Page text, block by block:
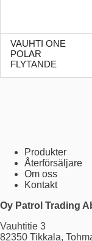
VAUHTI ONE
POLAR
FLYTANDE
Produkter
Återförsäljare
Om oss
Kontakt
Oy Patrol Trading
Vauhtitie 3
82350 Tikkala,